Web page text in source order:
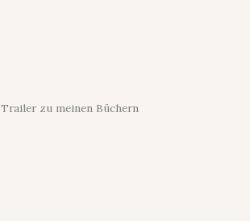
Trailer zu meinen Büchern